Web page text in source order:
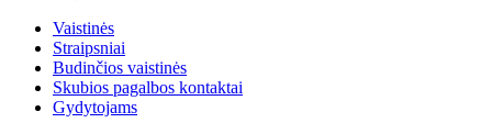
Vaistinės
Straipsniai
Budinčios vaistinės
Skubios pagalbos kontaktai
Gydytojams